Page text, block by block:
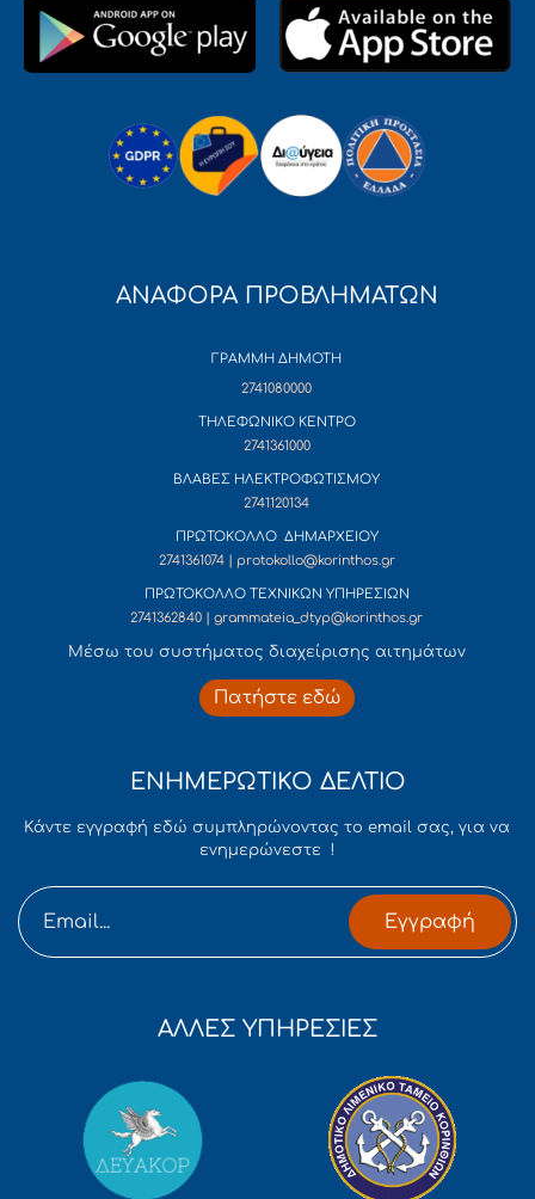
ΑΝΑΦΟΡΑ ΠΡΟΒΛΗΜΑΤΩΝ
ΓΡΑΜΜΗ ΔΗΜΟΤΗ
2741080000
ΤΗΛΕΦΩΝΙΚΟ ΚΕΝΤΡΟ
2741361000
ΒΛΑΒΕΣ ΗΛΕΚΤΡΟΦΩΤΙΣΜΟΥ
2741120134
ΠΡΩΤΟΚΟΛΛΟ ΔΗΜΑΡΧΕΙΟΥ
2741361074 | protokollo@korinthos.gr
ΠΡΩΤΟΚΟΛΛΟ ΤΕΧΝΙΚΩΝ ΥΠΗΡΕΣΙΩΝ
2741362840 | grammateia_dtyp@korinthos.gr
Mέσω του συστήματος διαχείρισης αιτημάτων
Πατήστε εδώ
ΕΝΗΜΕΡΩΤΙΚΟ ΔΕΛΤΙΟ
Κάντε εγγραφή εδώ συμπληρώνοντας το email σας, για να
ενημερώνεστε !
Εγγραφή
ΑΛΛΕΣ ΥΠΗΡΕΣΙΕΣ